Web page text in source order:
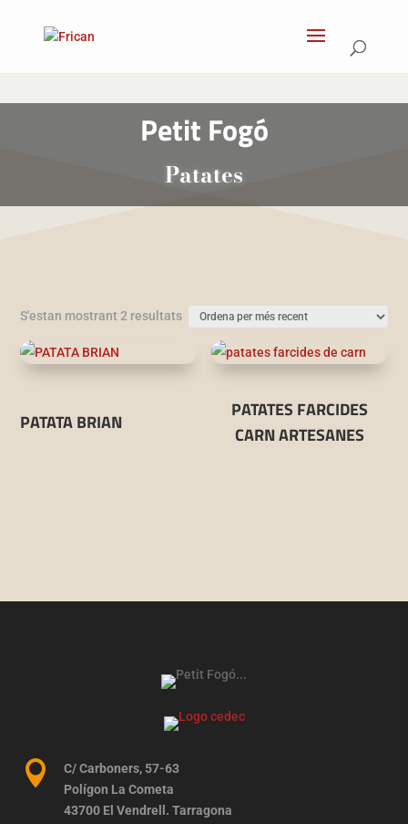
Petit Fogó
Patates
S'estan mostrant 2 resultatsOrdenat
PATATA BRIAN
PATATES FARCIDES
CARN ARTESANES

C/ Carboners, 57-63
Polígon La Cometa
43700 El Vendrell. Tarragona